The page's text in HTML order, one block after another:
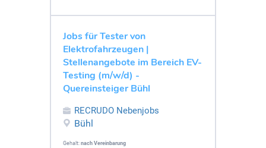
Jobs für Tester von
Elektrofahrzeugen |
Stellenangebote im Bereich EV-
Testing (m/w/d) -
Quereinsteiger Bühl
RECRUDO Nebenjobs
Bühl
Gehalt: nach Vereinbarung